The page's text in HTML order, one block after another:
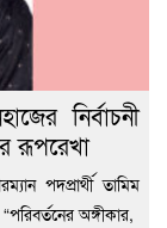
নির্বাচনী
রূপরেখা
পদপ্রার্থী তামিম
অঙ্গীকার,